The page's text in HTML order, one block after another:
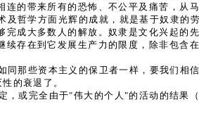
的带来所有的恐怖、不公平及痛苦，从
哲学方面光辉的成就，就是基于奴隶的
成大多数人的解放。奴隶是文化兴起的
存在到它发展生产力的限度，除非包含
那些资本主义的保卫者一样，要我们相
的衰退了。
或完全由于"伟大的个人"的活动的结果